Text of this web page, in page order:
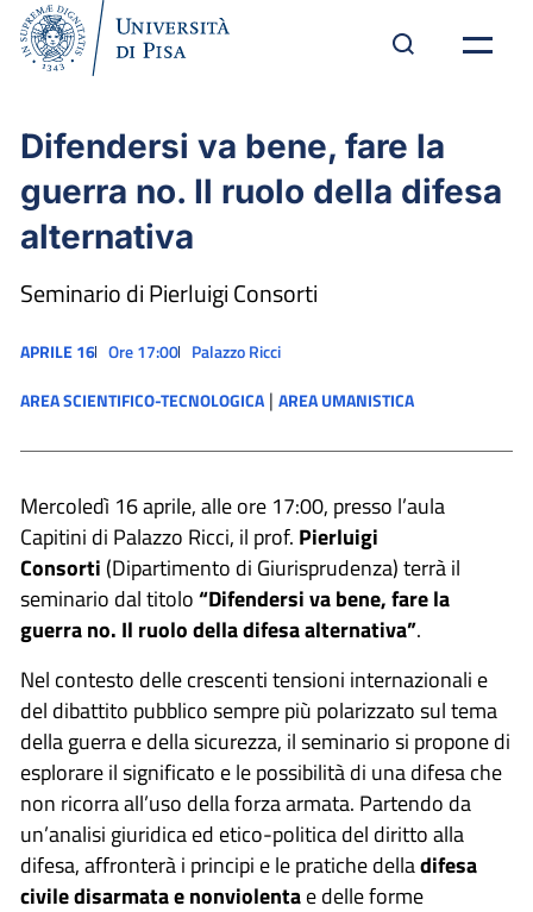
Difendersi va bene, fare la
guerra no. Il ruolo della difesa
alternativa
Seminario di Pierluigi Consorti
APRILE 16 Ore 17:00 Palazzo Ricci
AREA SCIENTIFICO-TECNOLOGICA | AREA UMANISTICA
Mercoledì 16 aprile,alle ore 17:00, presso l’aula
Capitini di Palazzo Ricci, il prof. Pierluigi
Consorti (Dipartimento di Giurisprudenza) terrà il
seminario dal titolo“Difendersi va bene, fare la
guerra no. Il ruolo della difesa alternativa”.
Nel contesto delle crescenti tensioni internazionali e
del dibattito pubblico sempre più polarizzato sul tema
della guerra e della sicurezza, il seminario si propone di
esplorare il significato e le possibilità di una difesa che
non ricorra all’uso della forza armata. Partendo da
un’analisi giuridica ed etico-politica del diritto alla
difesa, affronterà i principi e le pratiche delladifesa
civile disarmata e nonviolentae delle forme